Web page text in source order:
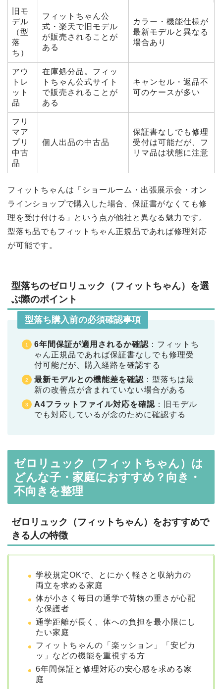
旧モ
デル
（型
落
ち）
フィットちゃん公
式・楽天で旧モデル
が販売されることが
ある
カラー・機能仕様が
最新モデルと異なる
場合あり
アウ
トレ
ット
品
在庫処分品。フィッ
トちゃん公式サイト
で販売されることが
ある
キャンセル・返品不
可のケースが多い
フリ
マア
プリ
中古
品
個人出品の中古品
保証書なしでも修理
受付は可能だが、フ
リマ品は状態に注意
フィットちゃんは「ショールーム・出張展示会・オン
ラインショップで購入した場合、保証書がなくても修
理を受け付ける」という点が他社と異なる魅力です。
型落ち品でもフィットちゃん正規品であれば修理対応
が可能です。
型落ちのゼロリュック（フィットちゃん）を選
ぶ際のポイント
型落ち購入前の必須確認事項
6年間保証が適用されるか確認 ：フィットち
ゃん正規品であれば保証書なしでも修理受
付可能だが、購入経路を確認する
最新モデルとの機能差を確認 ：型落ちは最
新の改善点が含まれていない場合がある
A4フラットファイル対応を確認 ：旧モデル
でも対応しているが念のために確認する
ゼロリュック（フィットちゃん）は
どんな子・家庭におすすめ？向き・
不向きを整理
ゼロリュック（フィットちゃん）をおすすめで
きる人の特徴
学校規定OKで、とにかく軽さと収納力の
両立を求める家庭
体が小さく毎日の通学で荷物の重さが心配
な保護者
通学距離が長く、体への負担を最小限にし
たい家庭
フィットちゃんの「楽ッション」「安ピカ
ッ」などの機能を重視する方
6年間保証と修理対応の安心感を求める家
庭